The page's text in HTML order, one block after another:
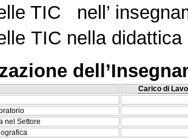
TIC nell’
TIC nella
Carico di
nel Settore